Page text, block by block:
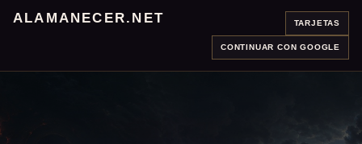
ALAMANECER.NET TARJETAS
CONTINUAR CON GOOGLE